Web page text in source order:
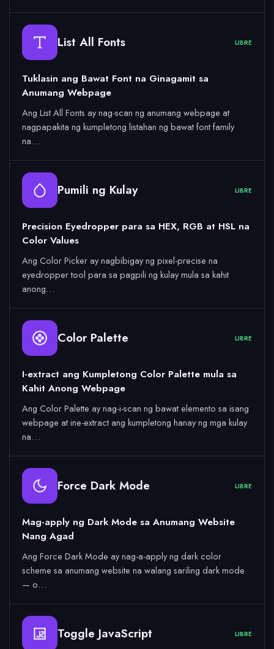
List All Fonts LIBRE
Tuklasin ang Bawat Font na Ginagamit sa
Anumang Webpage
Ang List All Fonts ay nag-scan ng anumang webpage at
nagpapakita ng kumpletong listahan ng bawat font family
na…
Pumili ng Kulay LIBRE
Precision Eyedropper para sa HEX, RGB at HSL na
Color Values
Ang Color Picker ay nagbibigay ng pixel-precise na
eyedropper tool para sa pagpili ng kulay mula sa kahit
anong…
Color Palette LIBRE
I-extract ang Kumpletong Color Palette mula sa
Kahit Anong Webpage
Ang Color Palette ay nag-i-scan ng bawat elemento sa isang
webpage at ine-extract ang kumpletong hanay ng mga kulay
na…
Force Dark Mode LIBRE
Mag-apply ng Dark Mode sa Anumang Website
Nang Agad
Ang Force Dark Mode ay nag-a-apply ng dark color
scheme sa anumang website na walang sariling dark mode
— o…
Toggle JavaScript LIBRE